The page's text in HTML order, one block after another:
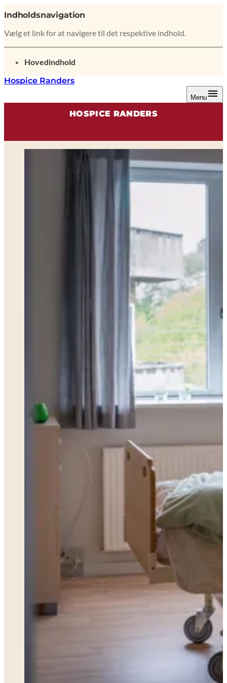
Indholdsnavigation
Vælg et link for at navigere til det respektive indhold.
gå til
Hovedindhold
Hospice Randers
Menu
HOSPICE RANDERS